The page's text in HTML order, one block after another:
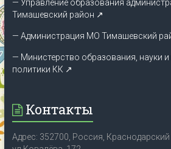
— Управление образования
Тимашевский район ↗
— Администрация МО Тимашевский
— Министерство образования, науки
политики КК ↗
Контакты
Адрес: 352700, Россия, Краснодарский